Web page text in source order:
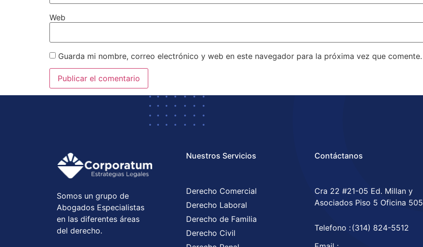
Web
Guarda mi nombre, correo electrónico y web en este navegador para la próxima vez que comente.
Somos un grupo de
Abogados Especialistas
en las diferentes áreas
del derecho.
Nuestros Servicios
Derecho Comercial
Derecho Laboral
Derecho de Familia
Derecho Civil
Contáctanos
Cra 22 #21-05 Ed. Millan y
Asociados Piso 5 Oficina 505
Telefono :(314) 824-5512